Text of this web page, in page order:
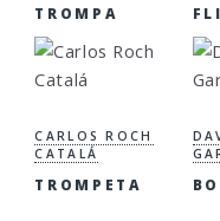
TROMPA
CARLOS ROCH
CATALÁ
TROMPETA